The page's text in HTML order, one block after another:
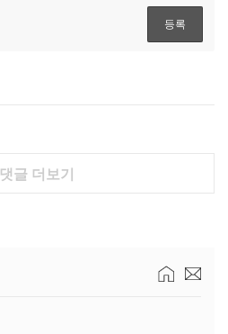
댓글 더보기